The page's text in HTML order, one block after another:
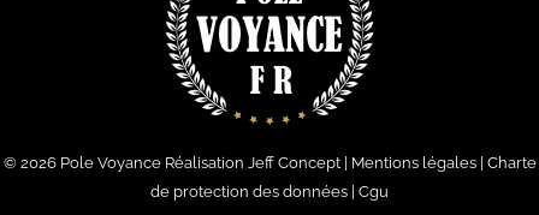
© 2026 Pole VoyanceRéalisation Jeff Concept| Mentions légales| Charte
de protection des données | Cgu